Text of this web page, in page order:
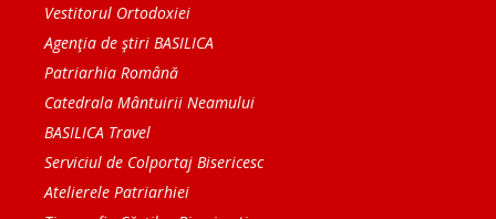
Vestitorul Ortodoxiei
Agenţia de ştiri BASILICA
Patriarhia Română
Catedrala Mântuirii Neamului
BASILICA Travel
Serviciul de Colportaj Bisericesc
Atelierele Patriarhiei